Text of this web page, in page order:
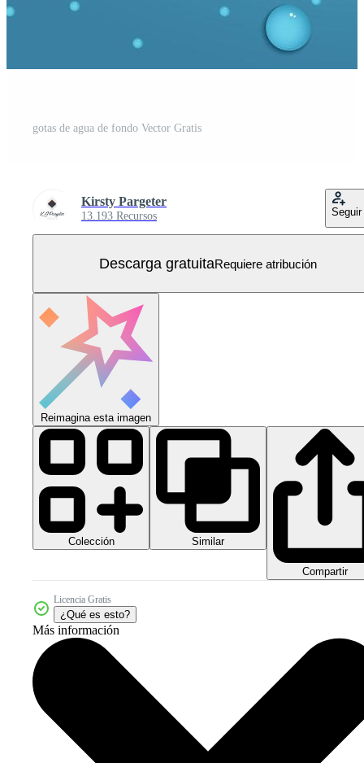
gotas de agua de fondo Vector Gratis
Kirsty Pargeter
13.193 Recursos Seguir
Descarga gratuitaRequiere atribución
Reimagina esta imagen
Colección Similar
Compartir
Licencia Gratis
¿Qué es esto?
Más información